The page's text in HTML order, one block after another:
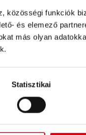
közösségi funkciók
és elemező
más olyan
Statisztikai